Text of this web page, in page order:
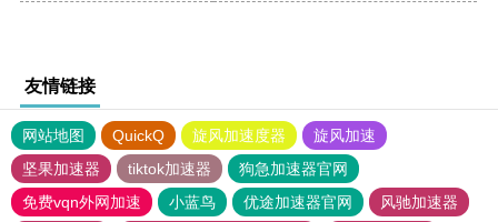
友情链接
网站地图 QuickQ 旋风加速度器
旋风加速
坚果加速器
tiktok加速器
狗急加速器官网
免费vqn外网加速
小蓝鸟 优途加速器官网 风驰加速器